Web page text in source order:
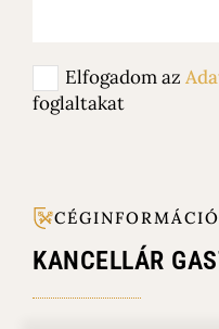
Elfogadom az
foglaltakat
CÉGINFORMÁCIÓ
KANCELLÁR